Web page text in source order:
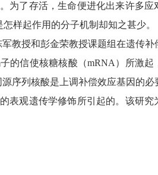
为了存活，生命便进化出来许多应
样起作用的分子机制却知之甚少。
教授和彭金荣教授课题组在遗传补
的信使核糖核酸（mRNA）所激起
序列核酸是上调补偿效应基因的必
表观遗传学修饰所引起的。该研究